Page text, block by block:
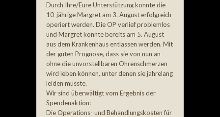
Durch Ihre/Eure Unterstützung konnte die
10-jährige Margret am 3. August erfolgreich
operiert werden. Die OP verlief problemlos
und Margret konnte bereits am 5. August
aus dem Krankenhaus entlassen werden. Mit
der guten Prognose, dass sie von nun an
ohne die unvorstellbaren Ohrenschmerzen
wird leben können, unter denen sie jahrelang
leiden musste.
Wir sind überwältigt vom Ergebnis der
Spendenaktion:
Die Operations- und Behandlungskosten für